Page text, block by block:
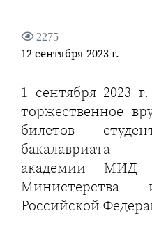
2275
12 сентября 2023 г.
1 сентября 2023
торжественное
билетов
бакалавриата
академии МИД
Министерства
Российской